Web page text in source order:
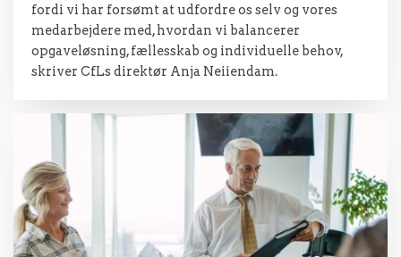
fordi vi har forsømt at udfordre os selv og vores
medarbejdere med, hvordan vi balancerer
opgaveløsning, fællesskab og individuelle behov,
skriver CfLs direktør Anja Neiiendam.